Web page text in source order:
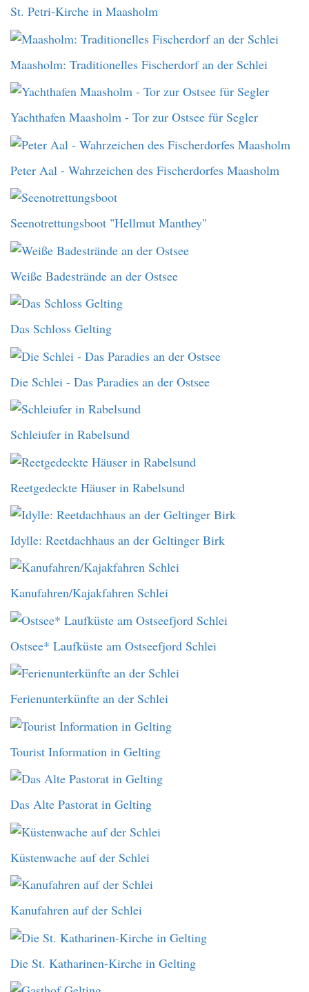
St. Petri-Kirche in Maasholm
Maasholm: Traditionelles Fischerdorf an der Schlei
Yachthafen Maasholm - Tor zur Ostsee für Segler
Peter Aal - Wahrzeichen des Fischerdorfes Maasholm
Seenotrettungsboot "Hellmut Manthey"
Weiße Badestrände an der Ostsee
Das Schloss Gelting
Die Schlei - Das Paradies an der Ostsee
Schleiufer in Rabelsund
Reetgedeckte Häuser in Rabelsund
Idylle: Reetdachhaus an der Geltinger Birk
Kanufahren/Kajakfahren Schlei
Ostsee* Laufküste am Ostseefjord Schlei
Ferienunterkünfte an der Schlei
Tourist Information in Gelting
Das Alte Pastorat in Gelting
Küstenwache auf der Schlei
Kanufahren auf der Schlei
Die St. Katharinen-Kirche in Gelting